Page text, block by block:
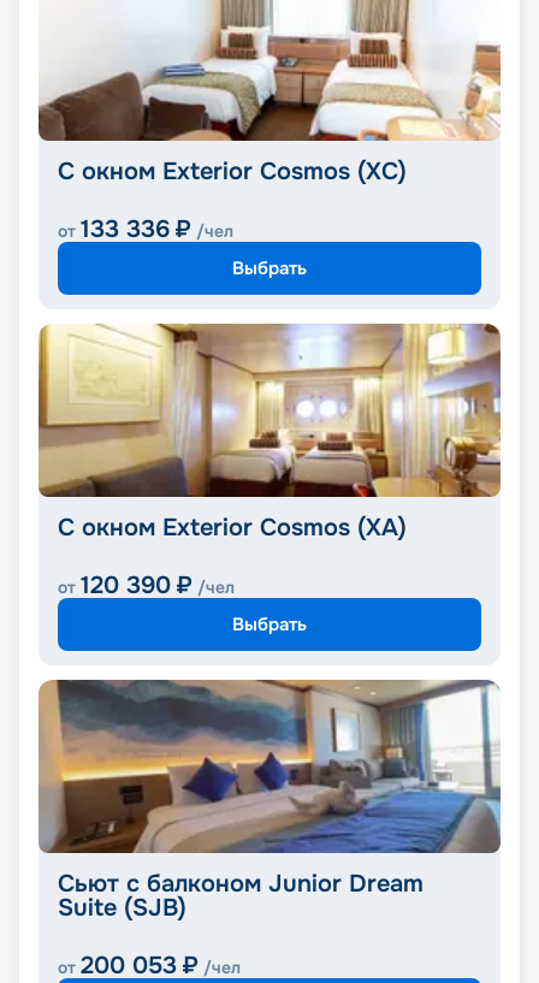
С окном Exterior Cosmos (XС)
от 133 336 ₽ /чел
Выбрать
С окном Exterior Cosmos (XA)
от 120 390 ₽ /чел
Выбрать
Сьют с балконом Junior Dream
Suite (SJB)
от 200 053 ₽ /чел